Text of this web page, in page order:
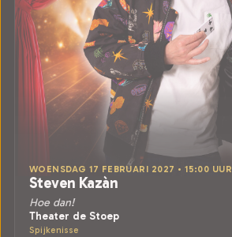
WOENSDAG 17 FEBRUARI 2027 • 15:00 UUR
Steven Kazàn
Hoe dan!
Theater de Stoep
Spijkenisse